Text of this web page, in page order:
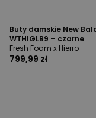
Buty damskie New
WTHIGLB9 – czarne
Fresh Foam x Hierro
799,99 zł